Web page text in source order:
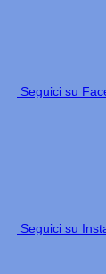
Seguici su
Seguici su